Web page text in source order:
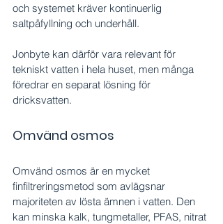
och systemet kräver kontinuerlig
saltpåfyllning och underhåll.
Jonbyte kan därför vara relevant för
tekniskt vatten i hela huset, men många
föredrar en separat lösning för
dricksvatten.
Omvänd osmos
Omvänd osmos är en mycket
finfiltreringsmetod som avlägsnar
majoriteten av lösta ämnen i vatten. Den
kan minska kalk, tungmetaller, PFAS, nitrat